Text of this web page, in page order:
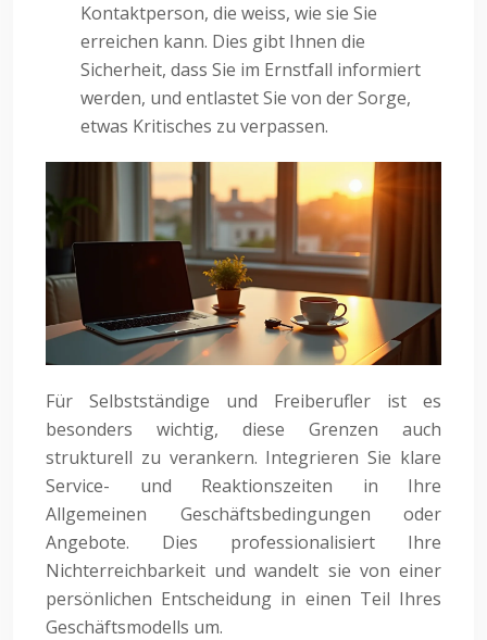
Kontaktperson, die weiss, wie sie Sie
erreichen kann. Dies gibt Ihnen die
Sicherheit, dass Sie im Ernstfall informiert
werden, und entlastet Sie von der Sorge,
etwas Kritisches zu verpassen.
Für Selbstständige und Freiberufler ist es
besonders wichtig, diese Grenzen auch
strukturell zu verankern. Integrieren Sie klare
Service- und Reaktionszeiten in Ihre
Allgemeinen Geschäftsbedingungen oder
Angebote. Dies professionalisiert Ihre
Nichterreichbarkeit und wandelt sie von einer
persönlichen Entscheidung in einen Teil Ihres
Geschäftsmodells um.